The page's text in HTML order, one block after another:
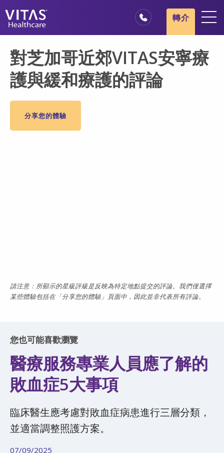
安寧療護基本概述
我們的服務
醫療服務專業人員
家庭與照顧者
轉介
對芝加哥近郊VITAS安寧療
護與緩和療護的評論
分享您的體驗
請注意：所顯示的星級評級是反映為特定地點提交的評論。我們僅選擇
某些體驗包括在「分享您的體驗」頁面中，因此並非代表所有評論。
您也可能喜歡瀏覽
醫療服務專業人員應了解的
敗血症5大事項
臨床醫生應考慮對敗血症病患進行三層分類，
並適當調整照護方案。
07/09/2025